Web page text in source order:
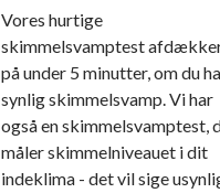
Vores hurtige
skimmelsvamptest
på under 5 minutter, om du
synlig skimmelsvamp. Vi har
også en skimmelsvamptest,
måler skimmelniveauet i dit
indeklima - det vil sige